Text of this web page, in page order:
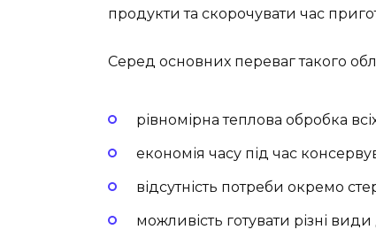
продукти та скорочувати час
Серед основних переваг такого
рівномірна теплова обробка
економія часу під час
відсутність потреби окремо
можливість готувати різні